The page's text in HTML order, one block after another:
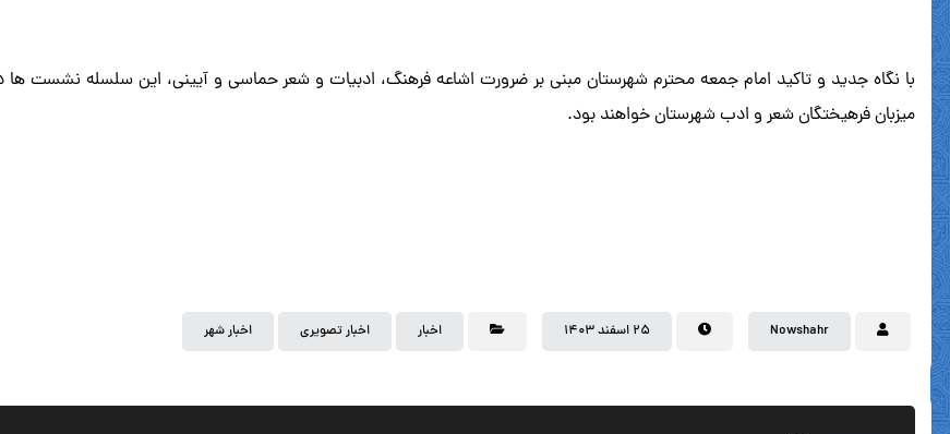
با نگاه جدید و تاکید امام جمعه محترم شهرستان مبنی بر ضرورت اشاعه فرهنگ، ادبیات و شعر حماسی و آیینی، این سلسله نشست
میزبان فرهیختگان شعر و ادب شهرستان خواهند بود.
Nowshahr ۲۵ اسفند ۱۴۰۳ اخبار اخبار تصویری اخبار شهر